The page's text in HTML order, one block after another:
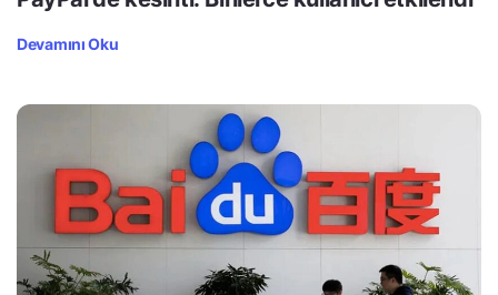
Devamını Oku